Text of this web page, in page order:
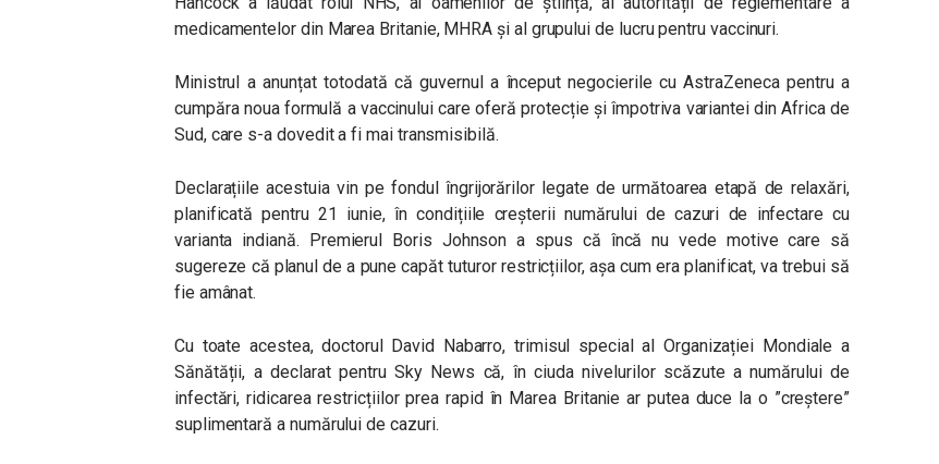
medicamentelor din Marea Britanie, MHRA și al grupului de lucru pentru vaccinuri.
Ministrul a anunțat totodată că guvernul a început negocierile cu AstraZeneca pentru a
cumpăra noua formulă a vaccinului care oferă protecție și împotriva variantei din Africa de
Sud, care s-a dovedit a fi mai transmisibilă.
Declarațiile acestuia vin pe fondul îngrijorărilor legate de următoarea etapă de relaxări,
planificată pentru 21 iunie, în condițiile creșterii numărului de cazuri de infectare cu
varianta indiană. Premierul Boris Johnson a spus că încă nu vede motive care să
sugereze că planul de a pune capăt tuturor restricțiilor, așa cum era planificat, va trebui să
fie amânat.
Cu toate acestea, doctorul David Nabarro, trimisul special al Organizației Mondiale a
Sănătății, a declarat pentru Sky News că, în ciuda nivelurilor scăzute a numărului de
infectări, ridicarea restricțiilor prea rapid în Marea Britanie ar putea duce la o ”creștere”
suplimentară a numărului de cazuri.